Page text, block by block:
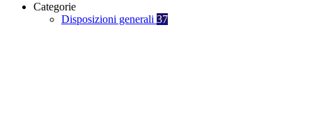
Categorie
Disposizioni generali 37